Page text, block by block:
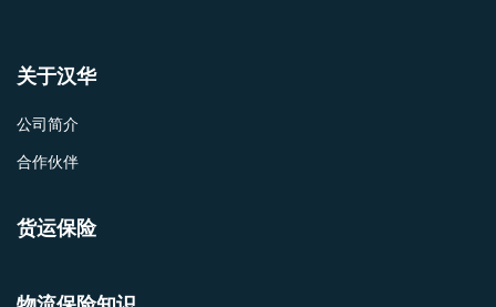
关于汉华
公司简介
合作伙伴
货运保险